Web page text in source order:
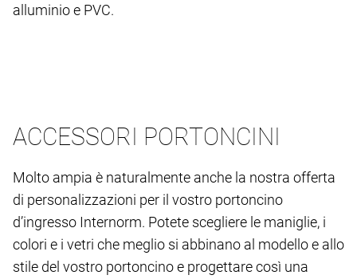
alluminio e PVC.
ACCESSORI PORTONCINI
Molto ampia è naturalmente anche la nostra offerta
di personalizzazioni per il vostro portoncino
d’ingresso Internorm. Potete scegliere le maniglie, i
colori e i vetri che meglio si abbinano al modello e allo
stile del vostro portoncino e progettare così una